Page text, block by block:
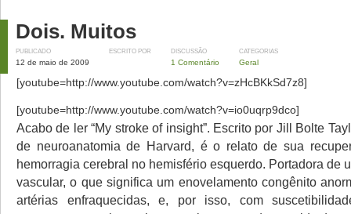
Dois. Muitos
PUBLICADO
12 de maio de 2009
ESCRITO POR DISCUSSÃO
1 Comentário
CATEGORIAS
Geral
[youtube=http://www.youtube.com/watch?v=zHcBKkSd7z8]
[youtube=http://www.youtube.com/watch?v=io0uqrp9dco]
Acabo de ler “My stroke of insight”. Escrito por Jill Bolte
de neuroanatomia de Harvard, é o relato de sua
hemorragia cerebral no hemisfério esquerdo. Portadora de
vascular, o que significa um enovelamento congênito
artérias enfraquecidas, e, por isso, com